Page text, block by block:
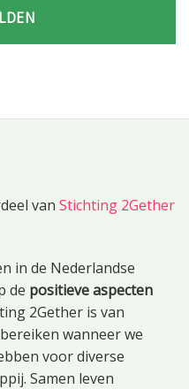
van Stichting 2Gether
in de Nederlandse
de positieve aspecten
2Gether is van
wanneer we
voor diverse
Samen leven